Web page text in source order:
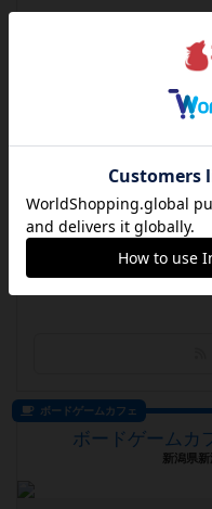
ボードゲー
名古屋の中心部・大須商店
ボードゲームカフェ
ボードゲームカ
新潟県